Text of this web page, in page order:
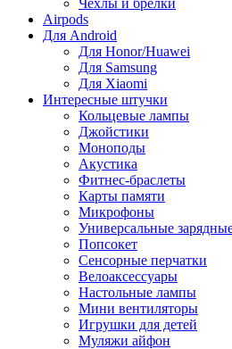
Чехлы и брелки
Airpods
Для Android
Для Honor/Huawei
Для Samsung
Для Xiaomi
Интересные штучки
Кольцевые лампы
Джойстики
Моноподы
Акустика
Фитнес-браслеты
Карты памяти
Микрофоны
Универсальные
Попсокет
Сенсорные перчатки
Велоаксессуары
Настольные лампы
Мини вентиляторы
Игрушки для детей
Муляжи айфон